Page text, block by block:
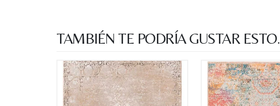
TAMBIÉN TE PODRÍA GUSTAR ESTO.